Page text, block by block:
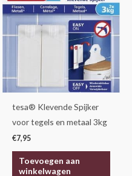
tesa® Klevende Spijker
voor tegels en metaal 3kg
€7,95
Toevoegen aan
winkelwagen